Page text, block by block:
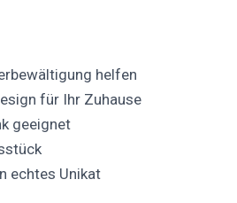
helfen
für Ihr Zuhause
geeignet
echtes Unikat